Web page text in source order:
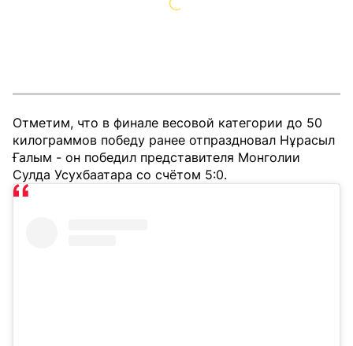
Отметим, что в финале весовой категории до 50
килограммов победу ранее отпраздновал Нұрасыл
Ғалым - он победил представителя Монголии
Сулда Усухбаатара со счётом 5:0.